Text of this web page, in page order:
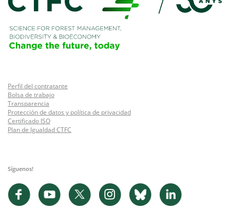
Perfil del contratante
Bolsa de trabajo
Transparencia
Protección de datos y política de privacidad
Certificado ISO
Plan de Igualdad CTFC
Síguenos!